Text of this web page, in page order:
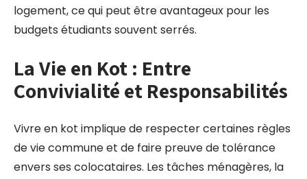
logement, ce qui peut être avantageux pour les
budgets étudiants souvent serrés.
La Vie en Kot : Entre
Convivialité et Responsabilités
Vivre en kot implique de respecter certaines règles
de vie commune et de faire preuve de tolérance
envers ses colocataires. Les tâches ménagères, la